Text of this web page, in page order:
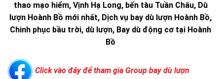
thao mạo hiểm, Vịnh Hạ Long, bến tàu Tuần Châu, Dù
lượn Hoành Bồ mới nhất, Dịch vụ bay dù lượn Hoành Bồ,
Chinh phục bầu trời, dù lượn, Bay dù động cơ tại Hoành
Bồ
Click vào đây để tham gia Group bay dù lượn